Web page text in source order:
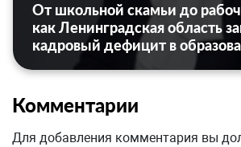
От школьной скамьи до
как Ленинградская область
кадровый дефицит в
Комментарии
Для добавления комментария вы